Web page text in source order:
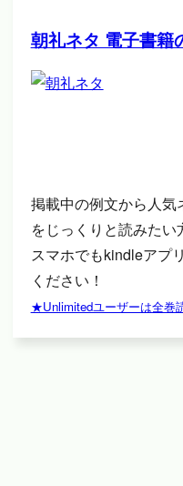
朝礼ネタ 電子書籍
掲載中の例文から人気
をじっくりと読みたい
スマホでもkindleアプ
ください！
★Unlimitedユーザーは全巻